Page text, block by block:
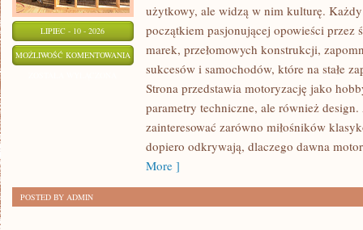
LIPIEC - 10 - 2026
MOŻLIWOŚĆ KOMENTOWANIA WYDARZENIA
SPOTKANIA
KLASYKÓW
użytkowy, ale widzą w nim kulturę.
początkiem pasjonującej opowieści przez
marek, przełomowych konstrukcji,
sukcesów i samochodów, które na stałe
Strona przedstawia motoryzację jako
parametry techniczne, ale również
zainteresować zarówno miłośników
dopiero odkrywają, dlaczego dawna
More ]
POSTED BY ADMIN